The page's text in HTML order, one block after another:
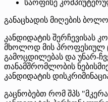
საოფისე
განაცხადის მიღების
კანდიდატის შერჩევისას
მხოლოდ მის პროფესიულ
გამოცდილებას და უნარ-
თანამშრომლობის
კანდიდატის
გაცნობებთ რომ შპს